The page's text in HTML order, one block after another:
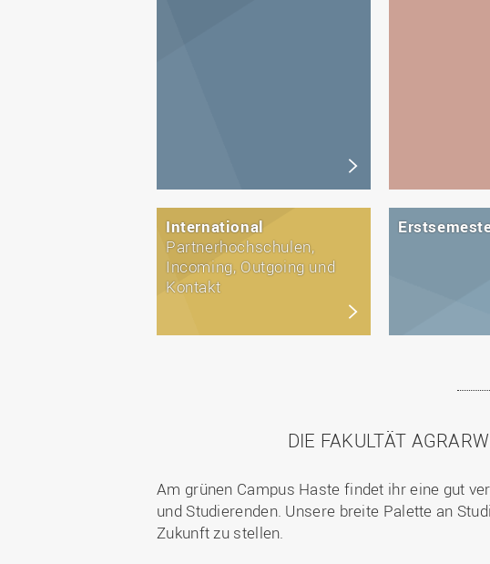
International
Partnerhochschulen,
Incoming, Outgoing und
Kontakt
DIE FAKULTÄT
Am grünen Campus Haste findet ihr eine gut
und Studierenden. Unsere breite Palette an
Zukunft zu stellen.